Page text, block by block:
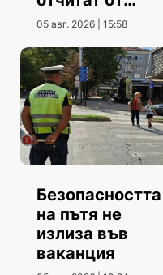
Община
05 авг. 2026 | 15:58
Безопасността
на пътя не
излиза във
ваканция